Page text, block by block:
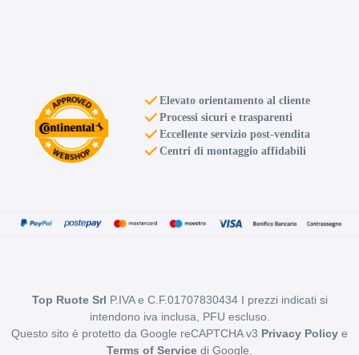
Elevato orientamento al cliente
Processi sicuri e trasparenti
Eccellente servizio post-vendita
Centri di montaggio affidabili
Top Ruote Srl P.IVA e C.F.01707830434 I prezzi indicati si
intendono iva inclusa, PFU escluso.
Questo sito è protetto da Google reCAPTCHA v3 Privacy Policy e
Terms of Service di Google.